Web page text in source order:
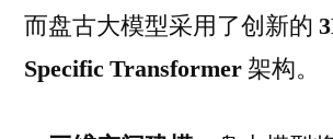
而盘古大模型采用了创新的
Specific Transformer 架构。